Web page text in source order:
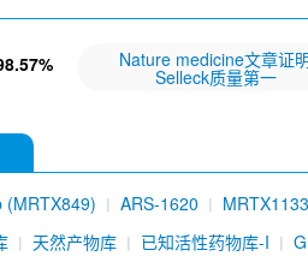
Nature medicine文章证
Selleck质量第一
(MRTX849) ARS-1620
MRTX1133
6291 (Elironrasib) HRS-4642
天然产物库 已知活性药物库-I